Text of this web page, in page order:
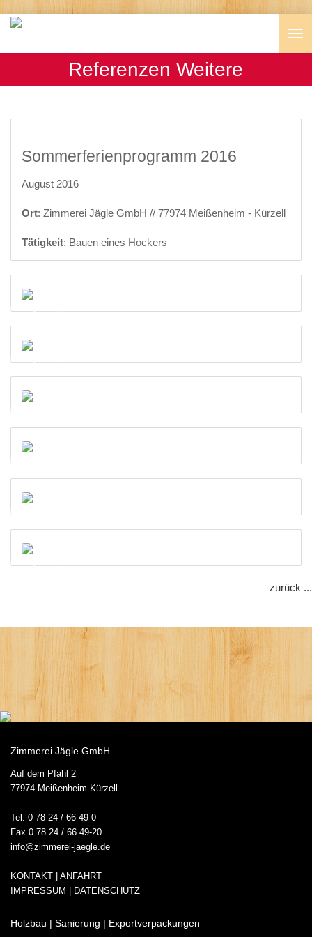
Referenzen Weitere
Sommerferienprogramm 2016
August 2016
Ort: Zimmerei Jägle GmbH // 77974 Meißenheim - Kürzell
Tätigkeit: Bauen eines Hockers
zurück ...
Zimmerei Jägle GmbH
Auf dem Pfahl 2
77974 Meißenheim-Kürzell
Tel. 0 78 24 / 66 49-0
Fax 0 78 24 / 66 49-20
info@zimmerei-jaegle.de
KONTAKT | ANFAHRT
IMPRESSUM
DATENSCHUTZ
Holzbau | Sanierung | Exportverpackungen